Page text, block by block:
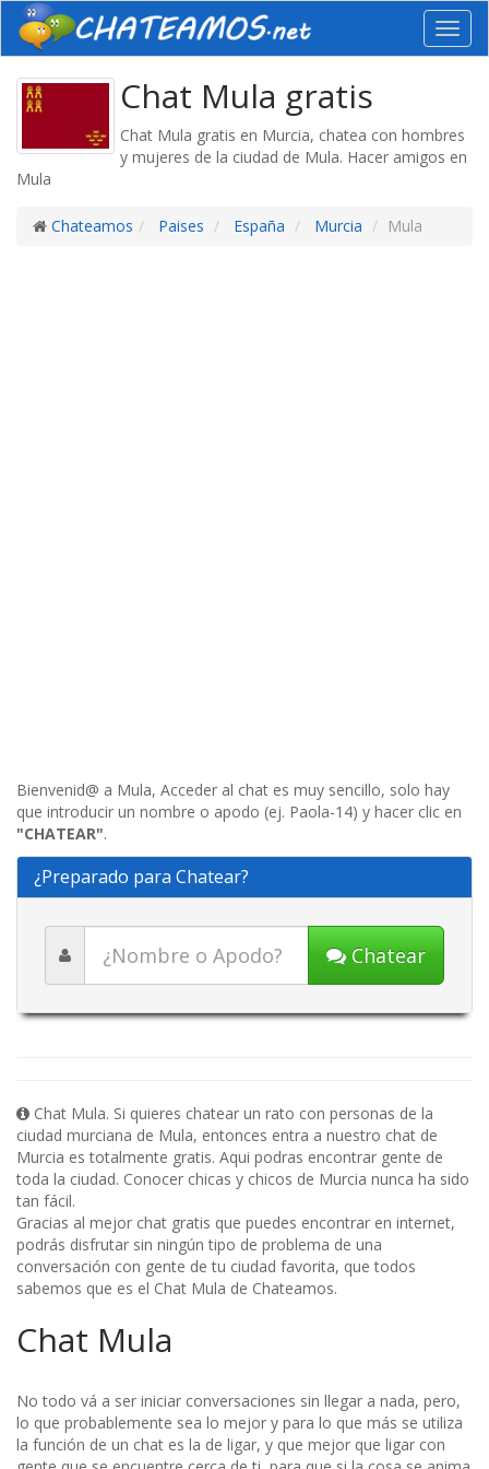
Chat Mula gratis
Chat Mula gratis en Murcia, chatea con hombres
y mujeres de la ciudad de Mula. Hacer amigos en
Mula
Chateamos Paises España Murcia Mula
Bienvenid@ a Mula, Acceder al chat es muy sencillo, solo hay
que introducir un nombre o apodo (ej. Paola-14) y hacer clic en
"CHATEAR".
¿Preparado para Chatear?
Chatear
Chat Mula. Si quieres chatear un rato con personas de la
ciudad murciana de Mula, entonces entra a nuestro chat de
Murcia es totalmente gratis. Aqui podras encontrar gente de
toda la ciudad. Conocer chicas y chicos de Murcia nunca ha sido
tan fácil.
Gracias al mejor chat gratis que puedes encontrar en internet,
podrás disfrutar sin ningún tipo de problema de una
conversación con gente de tu ciudad favorita, que todos
sabemos que es el Chat Mula de Chateamos.
Chat Mula
No todo vá a ser iniciar conversaciones sin llegar a nada, pero,
lo que probablemente sea lo mejor y para lo que más se utiliza
la función de un chat es la de ligar, y que mejor que ligar con